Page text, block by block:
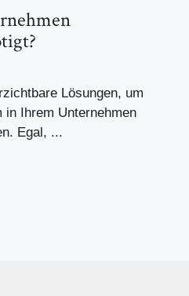
Lösungen, um
in Ihrem Unternehmen
Egal, ...